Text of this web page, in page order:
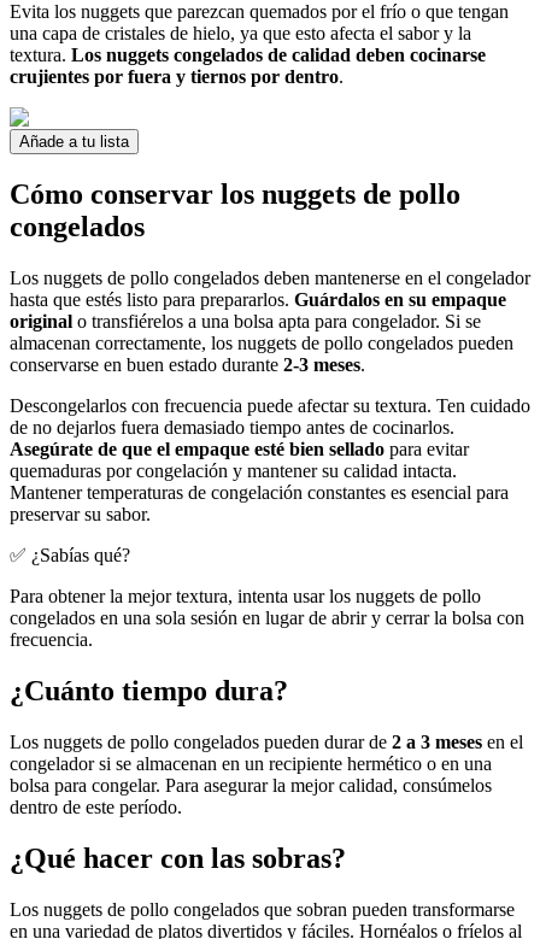
Evita los nuggets que parezcan quemados por el frío o que tengan
una capa de cristales de hielo, ya que esto afecta el sabor y la
textura. Los nuggets congelados de calidad deben cocinarse
crujientes por fuera y tiernos por dentro.
Añade a tu lista
Cómo conservar los nuggets de pollo
congelados
Los nuggets de pollo congelados deben mantenerse en el congelador
hasta que estés listo para prepararlos. Guárdalos en su empaque
original o transfiérelos a una bolsa apta para congelador. Si se
almacenan correctamente, los nuggets de pollo congelados pueden
conservarse en buen estado durante 2-3 meses.
Descongelarlos con frecuencia puede afectar su textura. Ten cuidado
de no dejarlos fuera demasiado tiempo antes de cocinarlos.
Asegúrate de que el empaque esté bien sellado para evitar
quemaduras por congelación y mantener su calidad intacta.
Mantener temperaturas de congelación constantes es esencial para
preservar su sabor.
✅ ¿Sabías qué?
Para obtener la mejor textura, intenta usar los nuggets de pollo
congelados en una sola sesión en lugar de abrir y cerrar la bolsa con
frecuencia.
¿Cuánto tiempo dura?
Los nuggets de pollo congelados pueden durar de 2 a 3 meses en el
congelador si se almacenan en un recipiente hermético o en una
bolsa para congelar. Para asegurar la mejor calidad, consúmelos
dentro de este período.
¿Qué hacer con las sobras?
Los nuggets de pollo congelados que sobran pueden transformarse
en una variedad de platos divertidos y fáciles. Hornéalos o fríelos al